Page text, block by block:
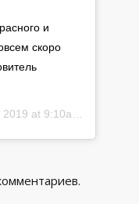
скоро
at 9:10am PDT